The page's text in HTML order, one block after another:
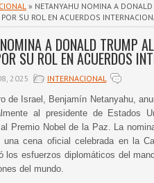
» NETANYAHU NOMINA A DONALD
SU ROL EN ACUERDOS
A DONALD TRUMP
SU ROL EN ACUERDOS
2025 INTERNACIONAL
de Israel, Benjamín Netanyahu,
al presidente de Estados
Premio Nobel de la Paz. La
una cena oficial celebrada en la
los esfuerzos diplomáticos del
del mundo.